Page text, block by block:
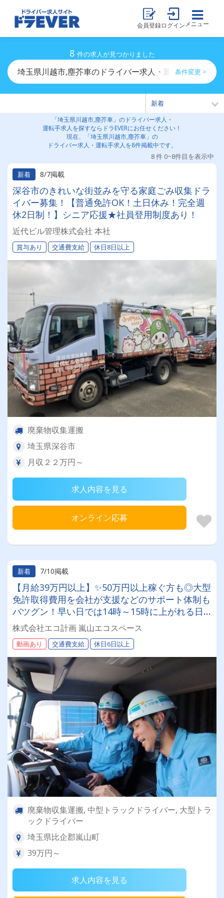
会員登録ログイン メニュー
8 件の求人が見つかりました
埼玉県川越市,塵芥車のドライバー求人・運転手求人一覧
条件変更 >
「埼玉県川越市,塵芥車」のドライバー求人・
運転手求人を探すならドラEVERにお任せください！
現在、「埼玉県川越市,塵芥車」の
ドライバー求人・運転手求人を8件掲載中です。
8 件 0~8件目を表示中
新着
8/7掲載
深谷市のきれいな街並みを守る家庭ごみ収集ドラ
イバー募集！【普通免許OK！土日休み！完全週
休2日制！】シニア応援★社員登用制度あり！
近代ビル管理株式会社 本社
賞与あり 交通費支給 休日8日以上
廃棄物収集運搬
埼玉県深谷市
月収２２万円～
求人内容を見る
オンライン応募
新着 7/10掲載
【月給39万円以上】✨50万円以上稼ぐ方も◎大型
免許取得費用を会社が支援などのサポート体制も
バツグン！早い日では14時～15時に上がれる日
も♪産業廃棄物回収ドライバー募集！
株式会社エコ計画 嵐山エコスペース
動画あり 交通費支給 休日6日以上
廃棄物収集運搬, 中型トラックドライバー, 大型トラ
ックドライバー
埼玉県比企郡嵐山町
39万円～
求人内容を見る